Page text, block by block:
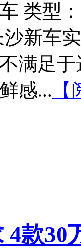
类型
沙新车
满足
感...
4款30